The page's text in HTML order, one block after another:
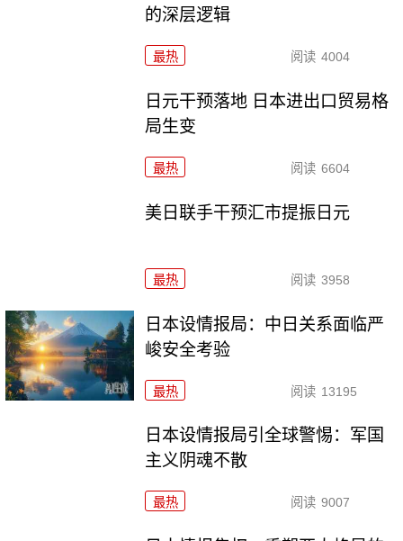
的深层逻辑
最热 阅读 4004
日元干预落地 日本进出口贸易格
局生变
最热 阅读 6604
美日联手干预汇市提振日元
最热 阅读 3958
日本设情报局：中日关系面临严
峻安全考验
最热 阅读 13195
日本设情报局引全球警惕：军国
主义阴魂不散
最热 阅读 9007